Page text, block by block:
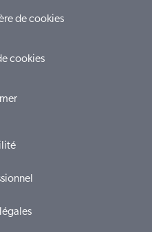
de cookies
cookies